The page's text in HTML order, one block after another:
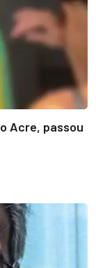
Acre, passou